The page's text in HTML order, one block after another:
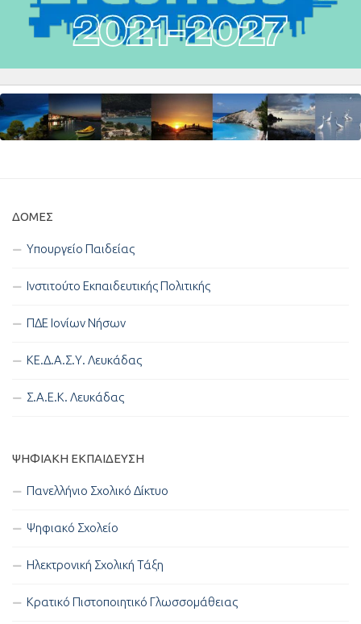
ΔΟΜΈΣ
Υπουργείο Παιδείας
Ινστιτούτο Εκπαιδευτικής Πολιτικής
ΠΔΕ Ιονίων Νήσων
ΚΕ.Δ.Α.Σ.Υ. Λευκάδας
Σ.Α.Ε.Κ. Λευκάδας
ΨΗΦΙΑΚΉ ΕΚΠΑΊΔΕΥΣΗ
Πανελλήνιο Σχολικό Δίκτυο
Ψηφιακό Σχολείο
Ηλεκτρονική Σχολική Τάξη
Κρατικό Πιστοποιητικό Γλωσσομάθειας